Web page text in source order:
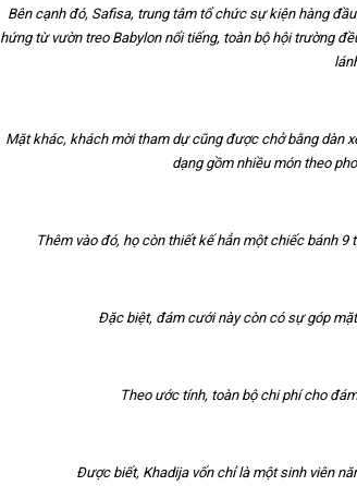
Bên cạnh đó, Safisa, trung tâm tổ chức sự kiện hàng
hứng từ vườn treo Babylon nổi tiếng, toàn bộ hội trường
Mặt khác, khách mời tham dự cũng được chở bằng dàn
dạng gồm nhiều món theo
Thêm vào đó, họ còn thiết kế hẳn một chiếc bánh
Đặc biệt, đám cưới này còn có sự góp
Theo ước tính, toàn bộ chi phí cho
Được biết, Khadija vốn chỉ là một sinh viên